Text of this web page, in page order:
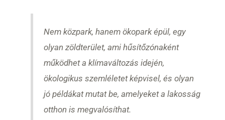
Nem közpark, hanem ökopark épül, egy
olyan zöldterület, ami hűsítőzónaként
működhet a klímaváltozás idején,
ökologikus szemléletet képvisel, és olyan
jó példákat mutat be, amelyeket a lakosság
otthon is megvalósíthat.